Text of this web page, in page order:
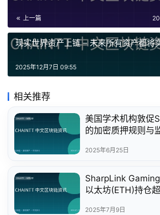
上一篇
现实世界资产上链 – 未来所有资产都将
2025年12月7日 09:55
相关推荐
美国学术机构敦促
的加密质押规则与
2025年6月25日
SharpLink
以太坊(ETH)持仓
2025年7月9日